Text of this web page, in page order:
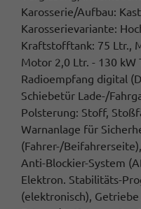
Karosserie/Aufbau:
Karosserievariante:
Kraftstofftank: 75 Ltr.,
Motor 2,0 Ltr. - 130 kW
Radioempfang digital
Schiebetür Lade-/
Polsterung: Stoff,
Warnanlage für
(Fahrer-/
Anti-Blockier-System
Elektron. Stabilitäts-
(elektronisch),